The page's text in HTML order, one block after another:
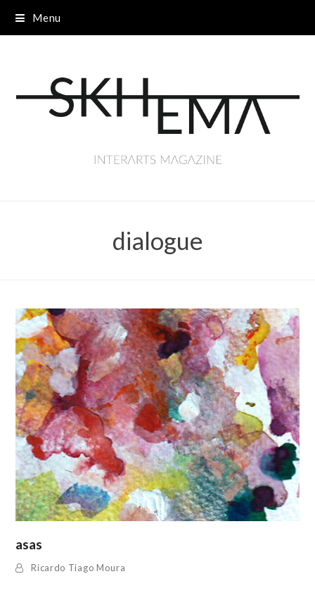
Menu
dialogue
asas
Ricardo Tiago Moura